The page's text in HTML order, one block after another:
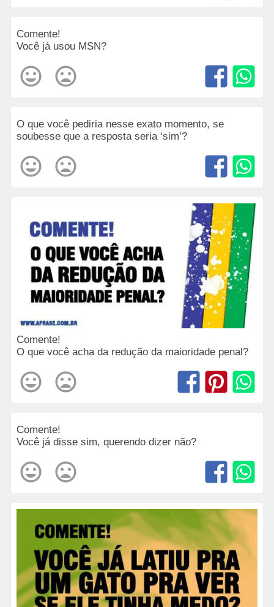
Comente!
Você já usou MSN?
O que você pediria nesse exato momento, se
soubesse que a resposta seria ‘sim’?
Comente!
O que você acha da redução da maioridade penal?
Comente!
Você já disse sim, querendo dizer não?